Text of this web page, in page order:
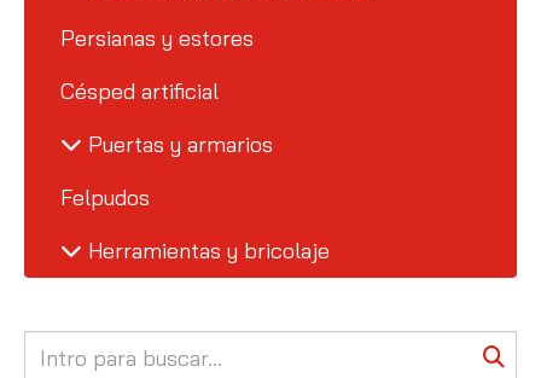
Persianas y estores
Césped artificial
Puertas y armarios
Felpudos
Herramientas y bricolaje